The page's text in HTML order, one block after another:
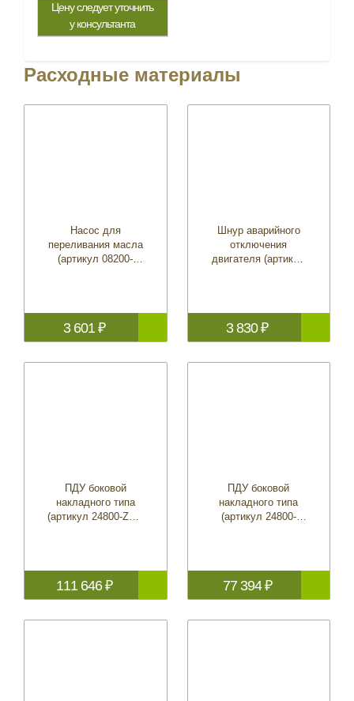
Цену следует уточнить
у консультанта
Расходные материалы
Насос для
переливания масла
(артикул 08200-
3 601 ₽
Шнур аварийного
отключения
двигателя (артикул
3 830 ₽
ПДУ боковой
накладного типа
(артикул 24800-ZZ5-
111 646 ₽
ПДУ боковой
накладного типа
(артикул 24800-
77 394 ₽